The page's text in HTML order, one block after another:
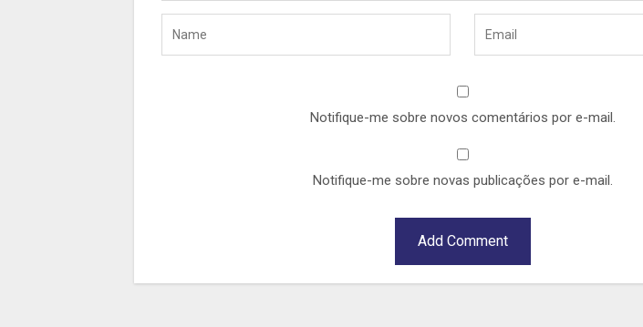
Notifique-me sobre novos comentários por e-mail.
Notifique-me sobre novas publicações por e-mail.